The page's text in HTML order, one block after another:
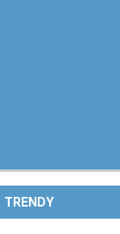
TRENDY